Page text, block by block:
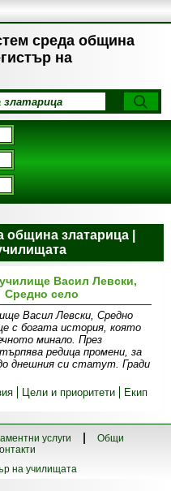
среда община
на
златарица |
Васил Левски,
Средно село
Васил Левски, Средно
с богата история, която
минало. През
редица промени, за
днешния си статут. Гради
Цели и приоритети Екип
услуги
Общи
на училищата